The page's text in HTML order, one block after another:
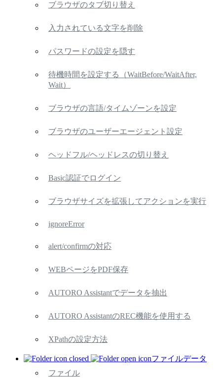
ブラウザのタブ切り替え
入力されている文字を削除
パスワードの設定を隠す
待機時間を設定する（WaitBefore/WaitAfter,
Wait）
ブラウザの言語/タイムゾーンを設定
ブラウザのユーザーエージェント設定
ヘッドフル/ヘッドレスの切り替え
Basic認証でログイン
ブラウザサイズを拡張してアクションを実行
ignoreError
alert/confirmの対応
WEBページをPDF保存
AUTORO Assistantでデータを抽出
AUTORO AssistantのREC機能を使用する
XPathの設定方法
ファイルデータ
ファイル